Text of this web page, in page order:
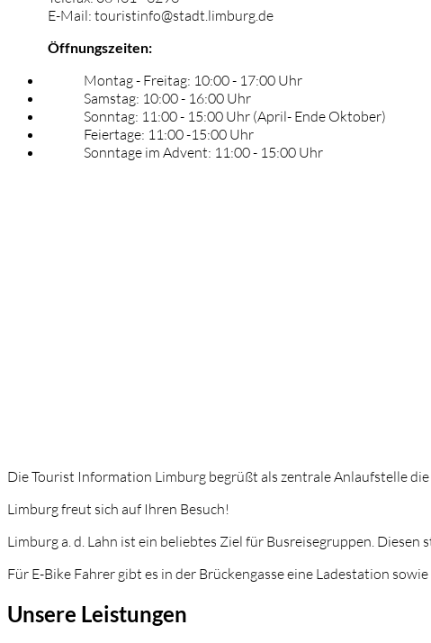
E-Mail: touristinfo@stadt.limburg.de
Öffnungszeiten:
Montag - Freitag: 10:00 - 17:00 Uhr
Samstag: 10:00 - 16:00 Uhr
Sonntag: 11:00 - 15:00 Uhr (April- Ende Oktober)
Feiertage: 11:00 -15:00 Uhr
Sonntage im Advent: 11:00 - 15:00 Uhr
Die Tourist Information Limburg begrüßt als zentrale Anlaufstelle
Limburg freut sich auf Ihren Besuch!
Limburg a. d. Lahn ist ein beliebtes Ziel für Busreisegruppen.
Für E-Bike Fahrer gibt es in der Brückengasse eine Ladestation
Unsere Leistungen